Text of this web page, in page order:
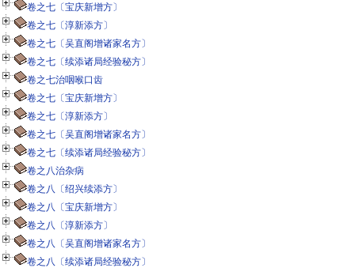
卷之七〔宝庆新增方〕
卷之七〔淳新添方〕
卷之七〔吴直阁增诸家名方〕
卷之七〔续添诸局经验秘方〕
卷之七治咽喉口齿
卷之七〔宝庆新增方〕
卷之七〔淳新添方〕
卷之七〔吴直阁增诸家名方〕
卷之七〔续添诸局经验秘方〕
卷之八治杂病
卷之八〔绍兴续添方〕
卷之八〔宝庆新增方〕
卷之八〔淳新添方〕
卷之八〔吴直阁增诸家名方〕
卷之八〔续添诸局经验秘方〕